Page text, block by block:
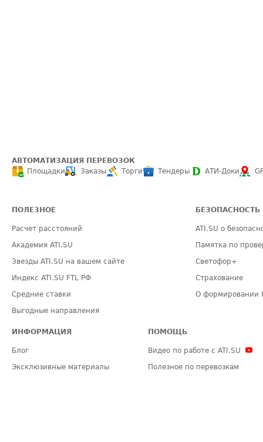
АВТОМАТИЗАЦИЯ ПЕРЕВОЗОК
Площадки
Заказы Торги Тендеры АТИ-Доки
ПОЛЕЗНОЕ
Расчет расстояний
Академия ATI.SU
Звезды ATI.SU на вашем сайте
Индекс ATI.SU FTL РФ
Средние ставки
Выгодные направления
БЕЗОПАСНОСТЬ
ATI.SU о
Памятка по
Светофор+
Страхование
О формировании
ИНФОРМАЦИЯ
Блог
Эксклюзивные материалы
ПОМОЩЬ
Видео по работе с ATI.SU
Полезное по перевозкам